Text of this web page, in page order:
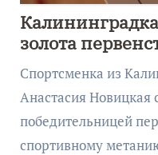
золота
метанию ножа
Спортсменка из
Анастасия Новицкая
победительницей
спортивному